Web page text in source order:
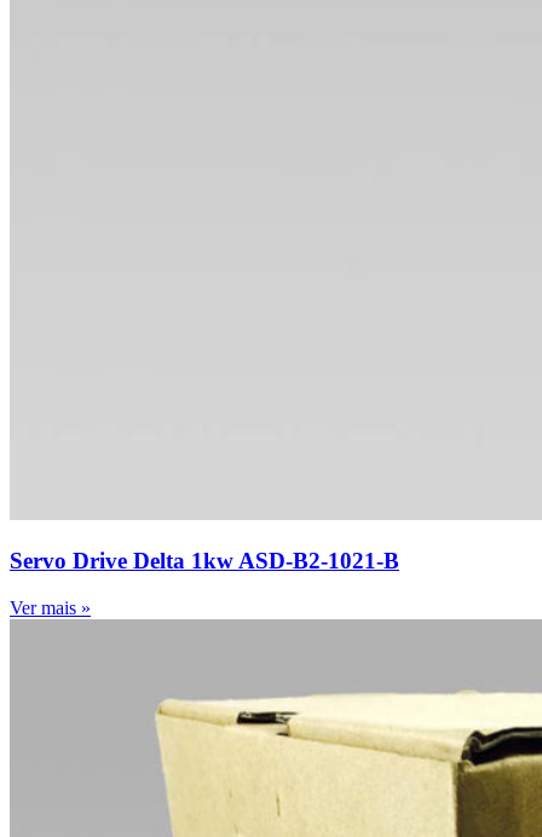
Servo Drive Delta 1kw ASD-B2-1021-B
Ver mais »